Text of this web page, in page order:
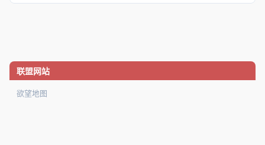
联盟网站
欲望地图